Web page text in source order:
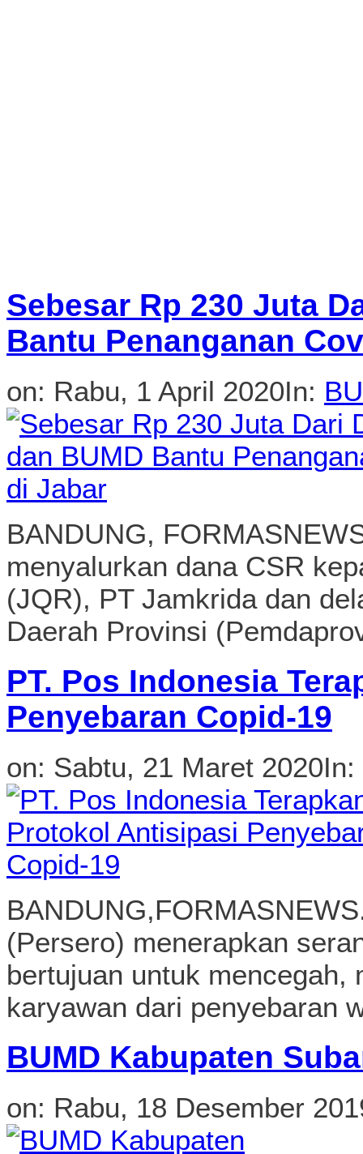
menyalurkan dana CSR
(JQR), PT Jamkrida dan
Daerah Provinsi
PT. Pos Indonesia
Penyebaran Copid-19
on:Sabtu, 21 Maret 2020In:
(Persero) menerapkan
bertujuan untuk
karyawan dari penyebaran
BUMD Kabupaten
on:Rabu, 18 Desember
adalah Badan Usaha Milik